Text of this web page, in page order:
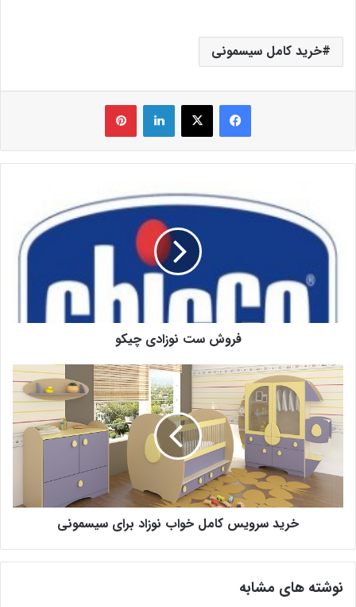
خرید کامل سیسمونی
فیس بوک X لینکدین ‫پین‌ترست
فروش ست نوزادی چیکو
خرید سرویس کامل خواب نوزاد برای سیسمونی
نوشته های مشابه